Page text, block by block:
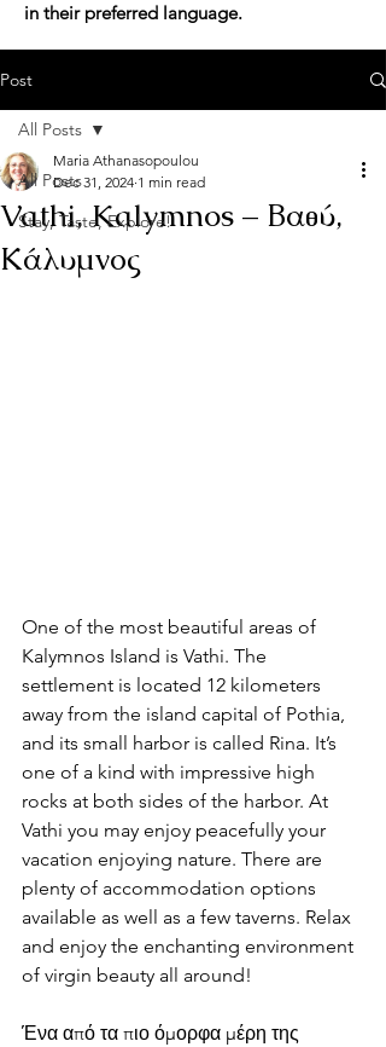
in their preferred language.
Post
All Posts
Stay, Taste, Explore!
All Posts
Vathi, Kalymnos – Βαθύ,
Κάλυμνος
Maria Athanasopoulou
Dec 31, 2024 1 min read
One of the most beautiful areas of
Kalymnos Island is Vathi. The
settlement is located 12 kilometers
away from the island capital of Pothia,
and its small harbor is called Rina. It’s
one of a kind with impressive high
rocks at both sides of the harbor. At
Vathi you may enjoy peacefully your
vacation enjoying nature. There are
plenty of accommodation options
available as well as a few taverns. Relax
and enjoy the enchanting environment
of virgin beauty all around!
Ένα από τα πιο όμορφα μέρη της